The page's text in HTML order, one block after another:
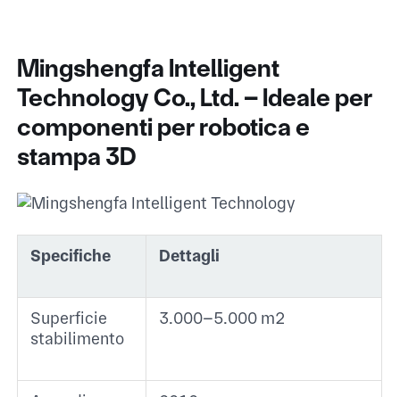
Mingshengfa Intelligent
Technology Co., Ltd. – Ideale per
componenti per robotica e
stampa 3D
Specifiche Dettagli
Superficie
stabilimento
3.000–5.000 m² ​